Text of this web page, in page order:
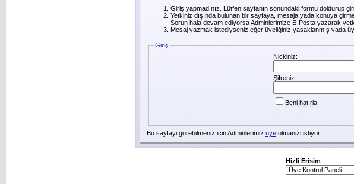
Giriş yapmadınız. Lütfen sayfanın sonundaki formu doldurup
Yetkiniz dışında bulunan bir sayfaya, mesaja yada konuya
Sorun hala devam ediyorsa Adminlerimize E-Posta yazarak
Mesaj yazmak istediyseniz eğer üyeliğiniz yasaklanmış yada
Giriş
Nickiniz:
Şifreniz:
Beni hatırla
Bu sayfayi görebilmeniz icin Adminlerimiz üyeolmanizi istiyor.
Hizli Erisim